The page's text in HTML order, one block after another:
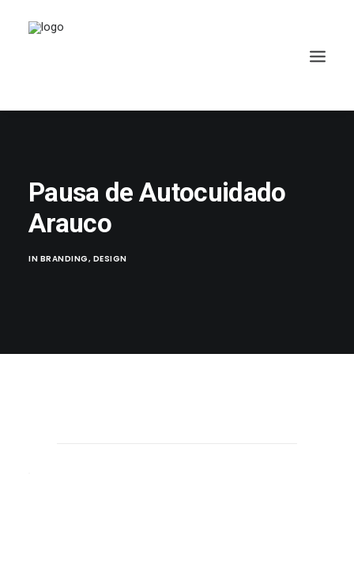
Pausa de Autocuidado
Arauco
IN BRANDING, DESIGN